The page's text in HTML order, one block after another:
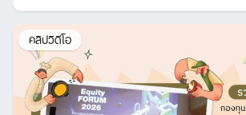
คลิปวิดีโอ